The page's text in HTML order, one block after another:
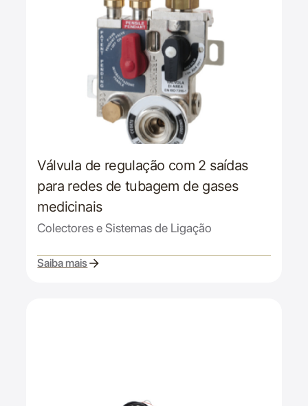
Válvula de regulação com 2 saídas
para redes de tubagem de gases
medicinais
Colectores e Sistemas de Ligação
Saiba mais